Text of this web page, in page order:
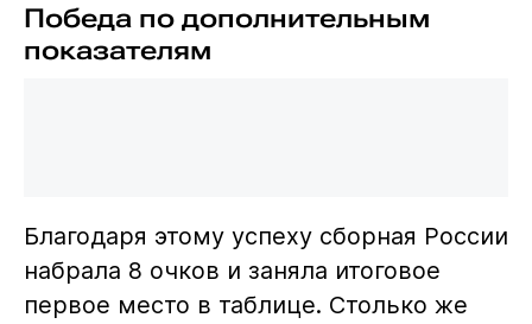
Победа по дополнительным
показателям
Благодаря этому успеху сборная России
набрала 8 очков и заняла итоговое
первое место в таблице. Столько же